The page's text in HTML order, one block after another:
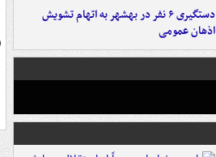
دستگیری ۶ نفر در بهشهر به اتهام تشویش
اذهان عمومی